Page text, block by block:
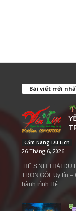
Bài viết mới
Cẩm Nang Du Lịch
26 Tháng 6, 2026
HỆ SINH THÁI DU
TRỌN GÓI Uy tín –
hành trình Hệ...